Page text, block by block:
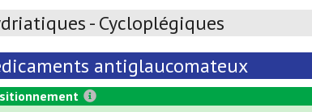
- Cycloplégiques
antiglaucomateux